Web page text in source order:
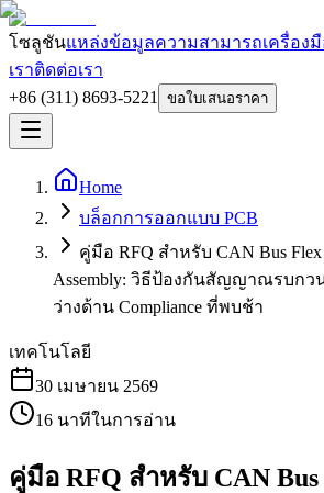
โซลูชันแหล่งข้อมูลความสามารถเครื่อง
เราติดต่อเรา
+86 (311) 8693-5221
ขอใบเสนอราคา
Home
บล็อกการออกแบบ PCB
คู่มือ RFQ สำหรับ CAN Bus Flex
Assembly: วิธีป้องกันสัญญาณรบกว
ว่างด้าน Compliance ที่พบช้า
เทคโนโลยี
30 เมษายน 2569
16 นาทีในการอ่าน
คู่มือ RFQ สำหรับ CAN Bus